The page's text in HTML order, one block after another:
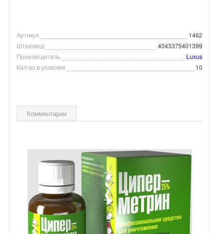
Артикул
1462
Штрихкод
4043375401399
Производитель
Luxus
Кол-во в упаковке
10
Комментарии